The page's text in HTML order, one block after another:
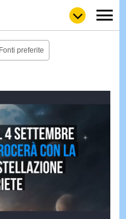
LOLGULP
LOVE
WOW
NEWS
preferite